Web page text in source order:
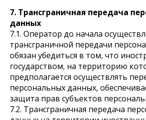
7. Трансграничная передача
данных
7.1. Оператор до начала
трансграничной передачи
обязан убедиться в том, что
государством, на территорию
предполагается осуществлять
персональных данных,
защита прав субъектов
7.2. Трансграничная передача